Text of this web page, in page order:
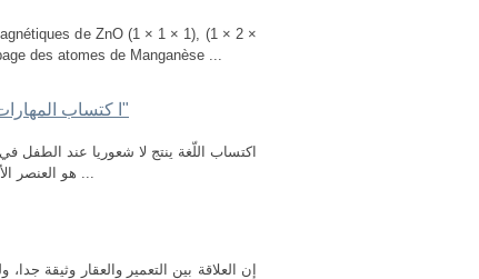
de ZnO (1 × 1 × 1), (1 × 2 ×
des atomes de Manganèse ...
ا كتساب المهارات اللغويّ ة عند تلاميذ المرحلة ا ل بتدائية "السنة الأولى والثانية أنموذجا"
اكتساب اللّغة ينتج لا شعوريا عند الطفل
هو العنصر الأساسي في عملية التعليم لان التلاميذ في الطور الأول) السنة الأولى، والثانية( تحديدًا ...
إن العلاقة بين التعمير والعقار وثيقة